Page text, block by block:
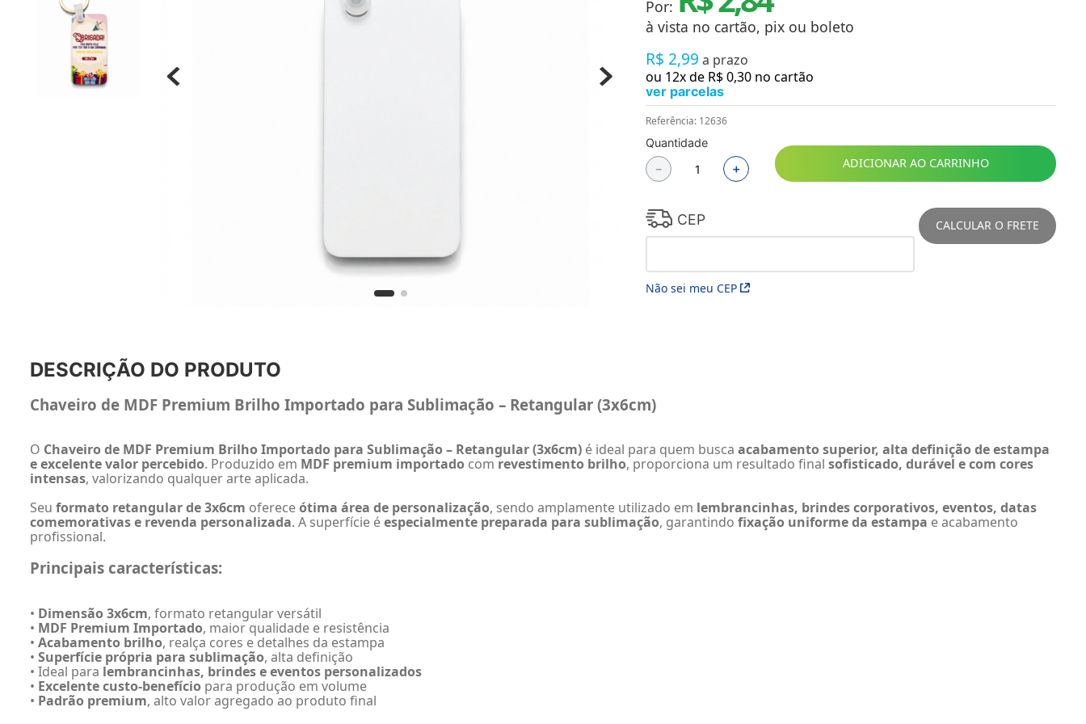
Materiais
Acrílicos
Alumínio
Cerâmica
Cortiça
Porcelanatos
Porta-retratos
Toalhas
Troféus
Papéis para Sublimação
OBM
Tinta Sublimática
Prensas
Por:
à vista no cartão, pix ou boleto
R$ 2,99 a prazo
ou 12x de R$0,30 no cartão
ver parcelas
Referência: 12636
Quantidade
＋
－ ADICIONAR AO CARRINHO
CEP
Não sei meu CEP
CALCULAR O FRETE
DESCRIÇÃO DO PRODUTO
Chaveiro de MDF Premium Brilho Importado para Sublimação – Retangular (3x6cm)
O Chaveiro de MDF Premium Brilho Importado para Sublimação – Retangular (3x6cm) é ideal para quem busca acabamento superior, alta definição de estampa
e excelente valor percebido. Produzido em MDF premium importado com revestimento brilho, proporciona um resultado final sofisticado, durável e com cores
intensas, valorizando qualquer arte aplicada.
Seu formato retangular de 3x6cm ofereceótima área de personalização, sendo amplamente utilizado em lembrancinhas, brindes corporativos, eventos, datas
comemorativas e revenda personalizada. A superfície éespecialmente preparada para sublimação, garantindo fixação uniforme da estampa e acabamento
profissional.
Principais características:
• Dimensão 3x6cm, formato retangular versátil
• MDF Premium Importado, maior qualidade e resistência
• Acabamento brilho, realça cores e detalhes da estampa
• Superfície própria para sublimação, alta definição
• Ideal para lembrancinhas, brindes e eventos personalizados
• Excelente custo-benefício para produção em volume
• Padrão premium, alto valor agregado ao produto final